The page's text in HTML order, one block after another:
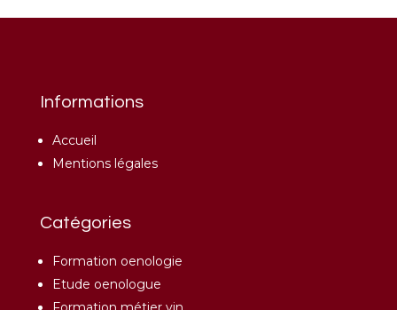
Informations
Accueil
Mentions légales
Catégories
Formation oenologie
Etude oenologue